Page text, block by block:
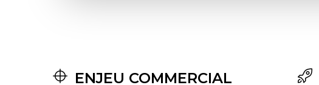
ENJEU COMMERCIAL